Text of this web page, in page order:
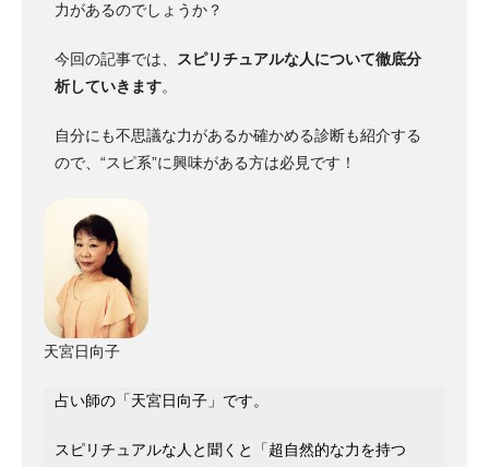
力があるのでしょうか？
今回の記事では、 スピリチュアルな人について徹底分
析していきます。
自分にも不思議な力があるか確かめる診断も紹介する
ので、“スピ系”に興味がある方は必見です！
天宮日向子
占い師の「天宮日向子」です。
スピリチュアルな人と聞くと「超自然的な力を持つ